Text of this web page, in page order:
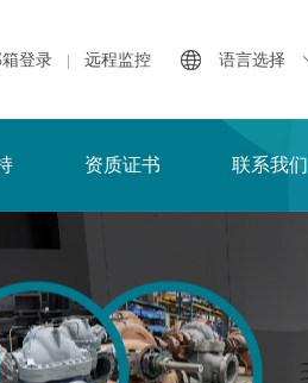
语言选择
箱登录 远程监控
资质证书 联系我们